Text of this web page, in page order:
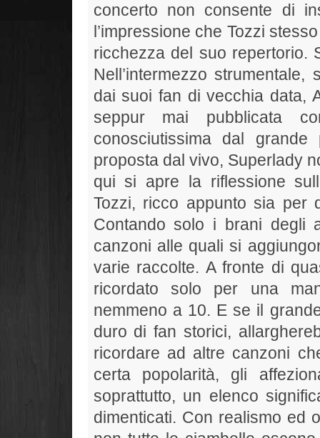
concerto non consente di
l’impressione che Tozzi
ricchezza del suo repertorio.
Nell’intermezzo
dai suoi fan di vecchia data,
seppur mai pubblicata
conosciutissima dal
proposta dal vivo, Superlady
qui si apre la riflessione
Tozzi, ricco appunto sia per
Contando solo i brani degli
canzoni alle quali si
varie raccolte. A fronte di
ricordato solo per una
nemmeno a 10. E se il
duro di fan storici,
ricordare ad altre canzoni
certa popolarità, gli
soprattutto, un elenco
dimenticati. Con realismo ed